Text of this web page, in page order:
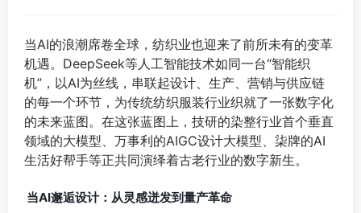
当AI的浪潮席卷全球，纺织业也迎来了前所未有的变革
机遇。DeepSeek等人工智能技术如同一台“智能织
机”，以AI为丝线，串联起设计、生产、营销与供应链
的每一个环节，为传统纺织服装行业织就了一张数字化
的未来蓝图。在这张蓝图上，技研的染整行业首个垂直
领域的大模型、万事利的AIGC设计大模型、柒牌的AI
生活好帮手等正共同演绎着古老行业的数字新生。
当AI邂逅设计：从灵感迸发到量产革命